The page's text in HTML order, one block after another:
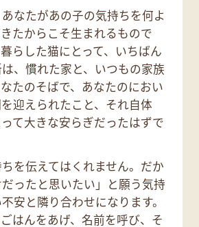
なたがあの子の気持ちを何よ
たからこそ生まれるもので
らした猫にとって、いちばん
、慣れた家と、いつもの家族
たのそばで、あなたのにおい
迎えられたこと、それ自体
て大きな安らぎだったはずで
を伝えてはくれません。だか
ったと思いたい」と願う気持
安と隣り合わせになります。
はんをあげ、名前を呼び、そ